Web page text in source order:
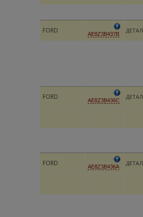
FORD AE8Z3B437B
FORD AE8Z3B436C
FORD AE8Z3B436A